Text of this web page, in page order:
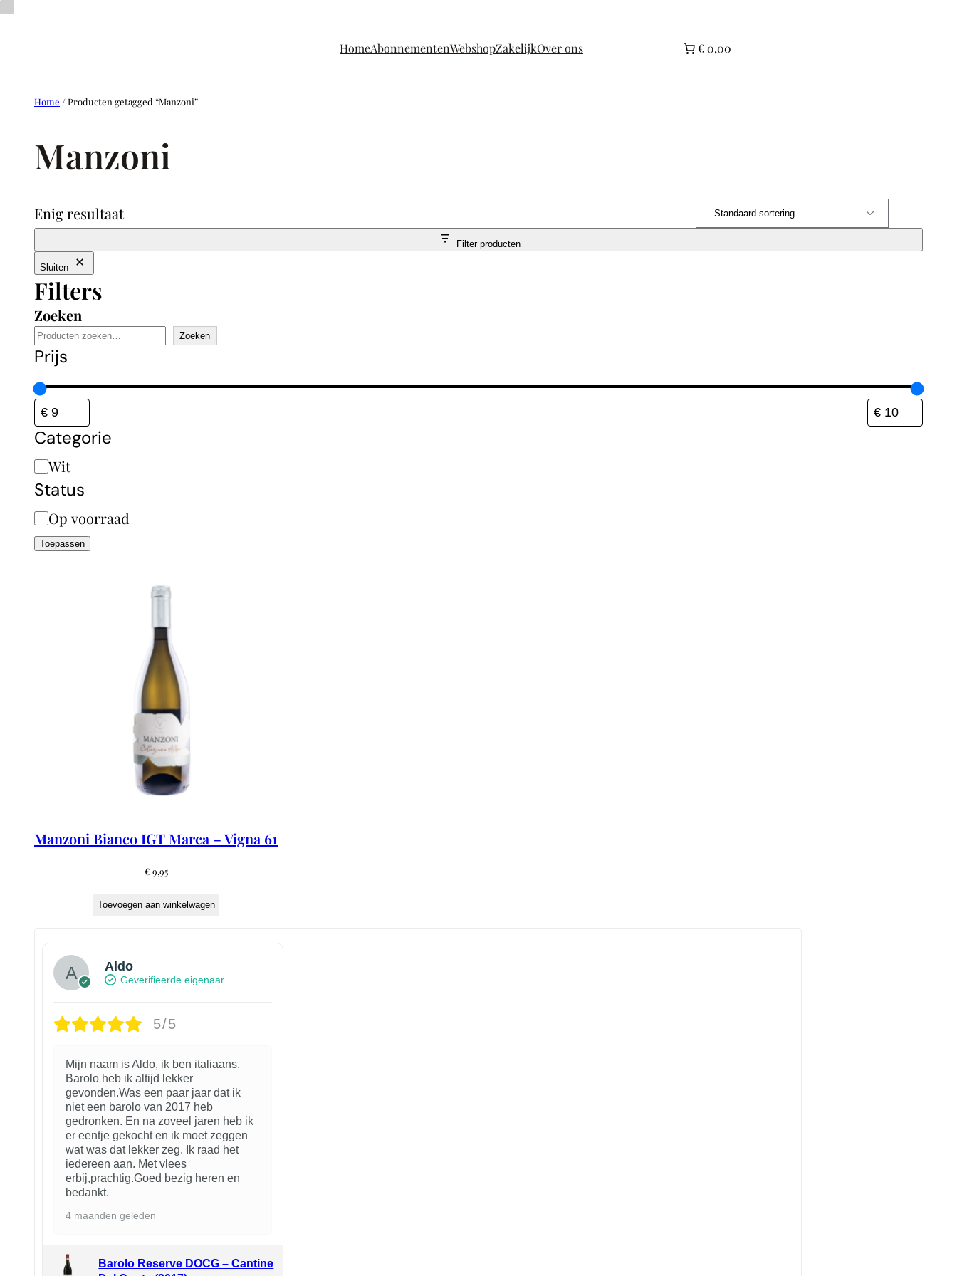
Ga
HomeAbonnementenWebshopZakelijkOver ons € 0,00
Home / Producten getagged “Manzoni”
Manzoni
Enig resultaat
Filter producten
Sluiten
Filters
Zoeken
Zoeken
Prijs
Categorie
Categorie
Wit
Status
Status
Op voorraad
Toepassen
Manzoni Bianco IGT Marca – Vigna 61
€ 9,95
Toevoegen aan winkelwagen
Aldo
Geverifieerde eigenaar
5/5
Mijn naam is Aldo, ik ben italiaans.
Barolo heb ik altijd lekker
gevonden.Was een paar jaar dat ik
niet een barolo van 2017 heb
gedronken. En na zoveel jaren heb ik
er eentje gekocht en ik moet zeggen
wat was dat lekker zeg. Ik raad het
iedereen aan. Met vlees
erbij,prachtig.Goed bezig heren en
bedankt.
4 maanden geleden
Barolo Reserve DOCG – Cantine